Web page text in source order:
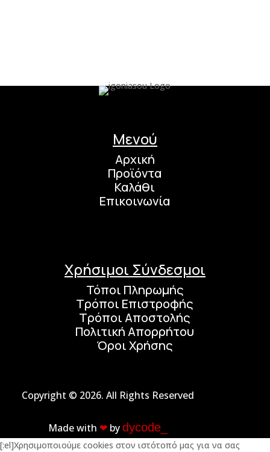
Μενού
Αρχική
Προϊόντα
Καλάθι
Επικοινωνία
Χρήσιμοι Σύνδεσμοι
Τόποι Πληρωμής
Τρόποι Επιστροφής
Τρόποι Αποστολής
Πολιτική Απορρήτου
Όροι Χρήσης
Copyright © 2026. All Rights Reserved
Made with ❤︎ bydycode_
[:el]Χρησιμοποιούμε cookies στον ιστότοπό μας για να σας